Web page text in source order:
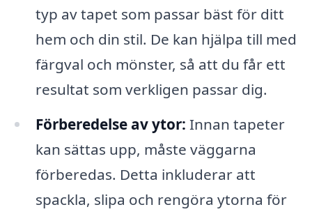
typ av tapet som passar bäst för ditt
hem och din stil. De kan hjälpa till med
färgval och mönster, så att du får ett
resultat som verkligen passar dig.
Förberedelse av ytor: Innan tapeter
kan sättas upp, måste väggarna
förberedas. Detta inkluderar att
spackla, slipa och rengöra ytorna för